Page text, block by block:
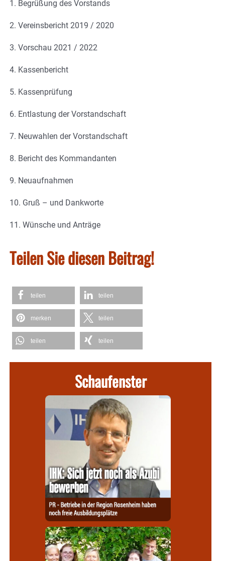
1. Begrüßung des Vorstands
2. Vereinsbericht 2019 / 2020
3. Vorschau 2021 / 2022
4. Kassenbericht
5. Kassenprüfung
6. Entlastung der Vorstandschaft
7. Neuwahlen der Vorstandschaft
8. Bericht des Kommandanten
9. Neuaufnahmen
10. Gruß – und Dankworte
11. Wünsche und Anträge
Teilen Sie diesen Beitrag!
teilen teilen
merken teilen
teilen teilen
Schaufenster